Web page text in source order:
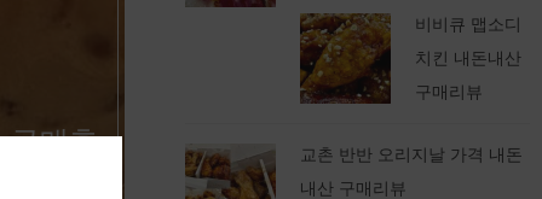
구매후
비비큐 맵소디
치킨 내돈내산
구매리뷰
교촌 반반 오리지날 가격 내돈
내산 구매리뷰